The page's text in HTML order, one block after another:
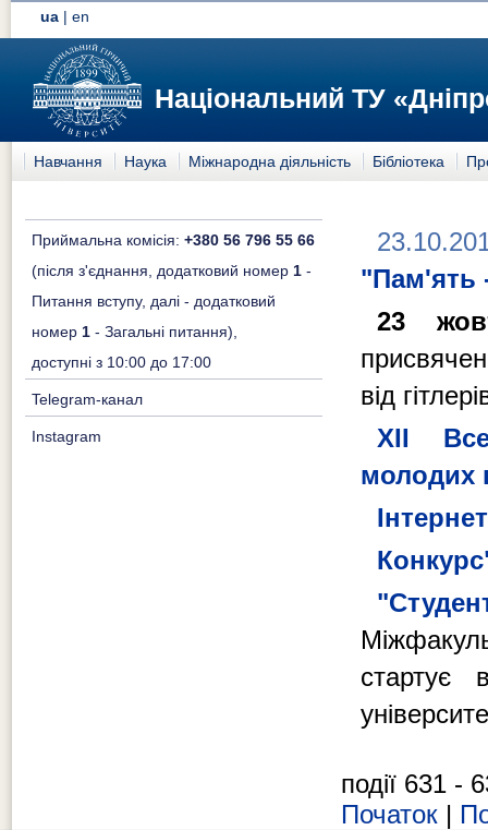
ua |en
Національний ТУ
Навчання Наука Міжнародна діяльність Бібліотека
Приймальна комісія: +380 56 796 55 66
(після з'єднання, додатковий номер 1 -
Питання вступу, далі - додатковий
номер 1 - Загальні питання),
доступні з 10:00 до 17:00
Telegram-канал
Instagram
"Пам'ять -
23
від
ХІІ
молодих
події 631 -
Початок |